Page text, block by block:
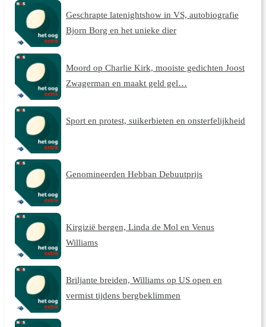
Geschrapte latenightshow in VS, autobiografie
Bjorn Borg en het unieke dier
Moord op Charlie Kirk, mooiste gedichten Joost
Zwagerman en maakt geld gel…
Sport en protest, suikerbieten en onsterfelijkheid
Genomineerden Hebban Debuutprijs
Kirgizië bergen, Linda de Mol en Venus
Williams
Briljante breiden, Williams op US open en
vermist tijdens bergbeklimmen